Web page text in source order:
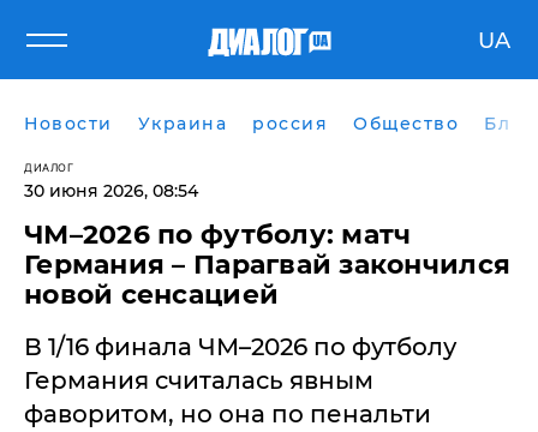
UA
Новости Украина россия Общество
ДИАЛОГ
30 июня 2026, 08:54
ЧМ–2026 по футболу: матч
Германия – Парагвай закончился
новой сенсацией
В 1/16 финала ЧМ–2026 по футболу
Германия считалась явным
фаворитом, но она по пенальти